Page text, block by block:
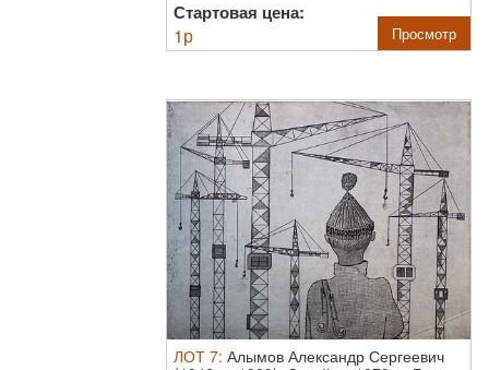
Стартовая цена:
1р Просмотр
ЛОТ 7: Алымов Александр Сергеевич